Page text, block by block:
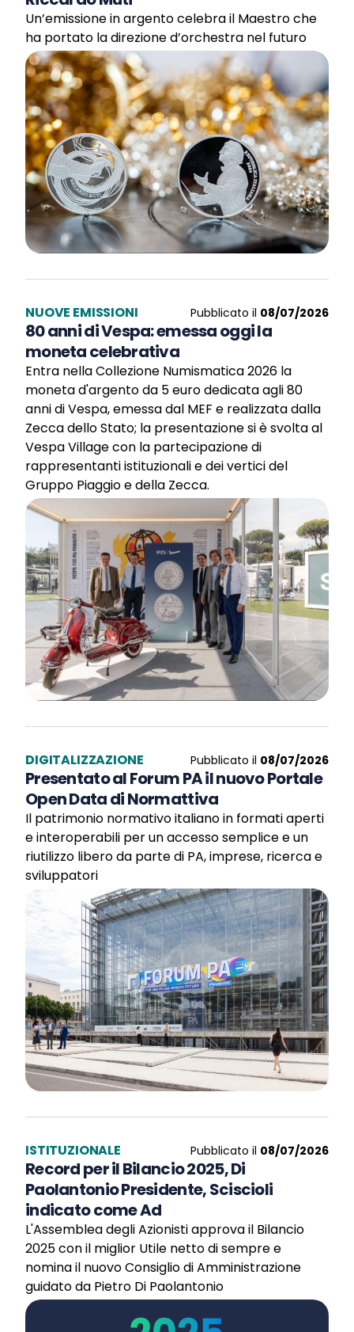
Un’emissione in argento celebra il Maestro che
ha portato la direzione d’orchestra nel futuro
NUOVE EMISSIONI Pubblicato il 08/07/2026
80 anni di Vespa: emessa oggi la
moneta celebrativa
Entra nella Collezione Numismatica 2026 la
moneta d'argento da 5 euro dedicata agli 80
anni di Vespa, emessa dal MEF e realizzata dalla
Zecca dello Stato; la presentazione si è svolta al
Vespa Village con la partecipazione di
rappresentanti istituzionali e dei vertici del
Gruppo Piaggio e della Zecca.
DIGITALIZZAZIONE Pubblicato il 08/07/2026
Presentato al Forum PA il nuovo Portale
Open Data di Normattiva
Il patrimonio normativo italiano in formati aperti
e interoperabili per un accesso semplice e un
riutilizzo libero da parte di PA, imprese, ricerca e
sviluppatori
ISTITUZIONALE Pubblicato il 08/07/2026
Record per il Bilancio 2025, Di
Paolantonio Presidente, Sciscioli
indicato come Ad
L'Assemblea degli Azionisti approva il Bilancio
2025 con il miglior Utile netto di sempre e
nomina il nuovo Consiglio di Amministrazione
guidato da Pietro Di Paolantonio